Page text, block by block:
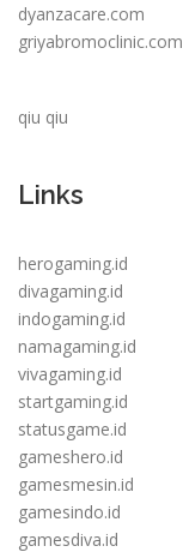
dyanzacare.com
griyabromoclinic.com
qiu qiu
Links
herogaming.id
divagaming.id
indogaming.id
namagaming.id
vivagaming.id
startgaming.id
statusgame.id
gameshero.id
gamesmesin.id
gamesindo.id
gamesdiva.id